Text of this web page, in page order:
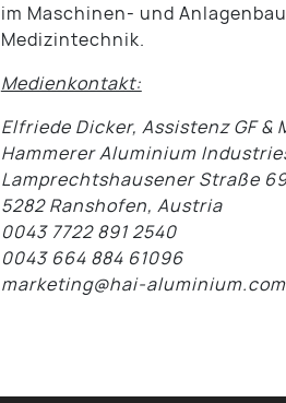
im Maschinen- und
Medizintechnik.
Medienkontakt:
Elfriede Dicker, Assistenz GF &
Hammerer Aluminium
Lamprechtshausener Straße
5282 Ranshofen, Austria
0043 7722 891 2540
0043 664 884 61096
marketing@hai-aluminium.com